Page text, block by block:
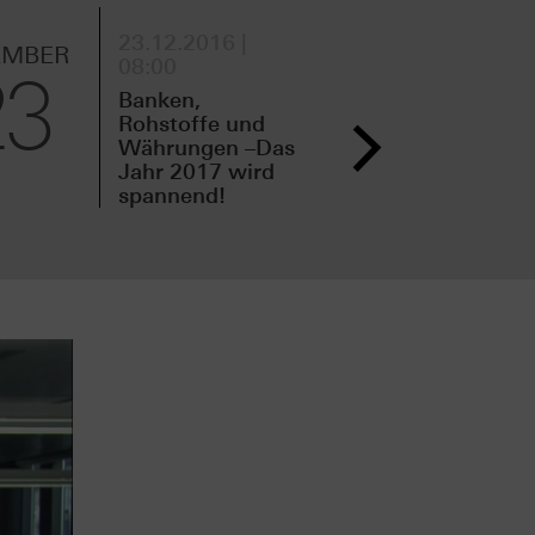
Banken,
Rohstoffe und
Währungen –Das
Jahr 2017 wird
spannend!
21